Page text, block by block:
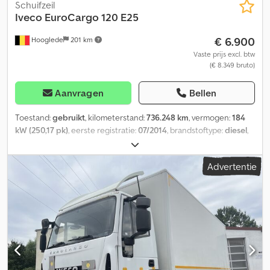
Hooglede 201 km
Schuifzeil
Iveco EuroCargo 120 E25
€ 6.900
Vaste prijs excl. btw
(€ 8.349 bruto)
Aanvragen Bellen
Toestand:gebruikt, kilometerstand:736.248 km, vermogen:184
kW (250,17 pk) , eerste registratie:07/2014 , brandstoftype:diesel
, asconfiguratie:
mm, brandstof:diesel, kleur:overig, bestuurderscabine:
slaapcabine
, soort overbrenging: automatisch
, emissieklasse:
, ophanging: staal-lucht, totale lengte:10.500 mm
breedte:
2.500 mm, totale hoogte:4.000 mm , Bouwjaar:
ABS, centrale vergrendeling, cruise control,
elektrisch verstelbare spiegel, elektrische raamverstelling,
laadklep, roetfilter, spoiler, = Verdere opties en accessoires = -
CD-speler - Dakspoiler - Reservewiel - Aluminium brandstoftank -
Roetfilter - Zonneklep - Wisselstroom - Gereedschapskist =
Advertentie